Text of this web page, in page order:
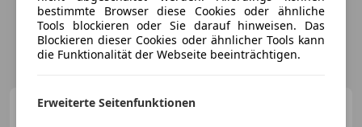
Volkswagen Golf
bestimmte Browser diese Cookies oder ähnliche
Tools blockieren oder Sie darauf hinweisen. Das
Blockieren dieser Cookies oder ähnlicher Tools kann
die Funktionalität der Webseite beeinträchtigen.
Erweiterte Seitenfunktionen